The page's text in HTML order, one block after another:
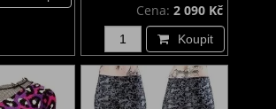
Cena: 2 090 Kč
Koupit